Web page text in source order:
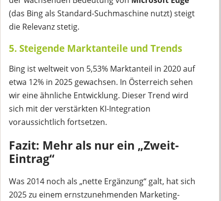
(das Bing als Standard-Suchmaschine nutzt) steigt
die Relevanz stetig.
5. Steigende Marktanteile und Trends
Bing ist weltweit von 5,53% Marktanteil in 2020 auf
etwa 12% in 2025 gewachsen. In Österreich sehen
wir eine ähnliche Entwicklung. Dieser Trend wird
sich mit der verstärkten KI-Integration
voraussichtlich fortsetzen.
Fazit: Mehr als nur ein „Zweit-
Eintrag“
Was 2014 noch als „nette Ergänzung“ galt, hat sich
2025 zu einem ernstzunehmenden Marketing-